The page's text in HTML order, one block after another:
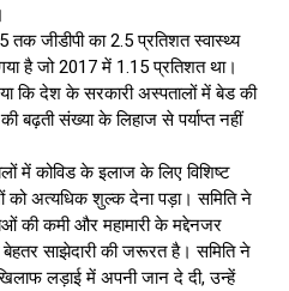
तक जीडीपी का 2.5 प्रतिशत स्वास्थ्य
है जो 2017 में 1.15 प्रतिशत था।
कि देश के सरकारी अस्पतालों में बेड की
बढ़ती संख्या के लिहाज से पर्याप्त नहीं
में कोविड के इलाज के लिए विशिष्ट
को अत्यधिक शुल्क देना पड़ा। समिति ने
की कमी और महामारी के मद्देनजर
साझेदारी की जरूरत है। समिति ने
लड़ाई में अपनी जान दे दी, उन्हें